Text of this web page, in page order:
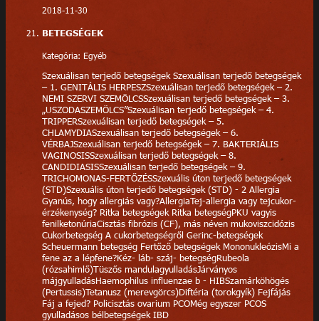
2018-11-30
BETEGSÉGEK
Kategória: Egyéb
Szexuálisan terjedő betegségek Szexuálisan terjedő betegségek
– 1. GENITÁLIS HERPESZSzexuálisan terjedő betegségek – 2.
NEMI SZERVI SZEMÖLCSSzexuálisan terjedő betegségek – 3.
„USZODASZEMÖLCS”Szexuálisan terjedő betegségek – 4.
TRIPPERSzexuálisan terjedő betegségek – 5.
CHLAMYDIASzexuálisan terjedő betegségek – 6.
VÉRBAJSzexuálisan terjedő betegségek – 7. BAKTERIÁLIS
VAGINOSISSzexuálisan terjedő betegségek – 8.
CANDIDIASISSzexuálisan terjedő betegségek – 9.
TRICHOMONAS-FERTŐZÉSSzexuális úton terjedő betegségek
(STD)Szexuális úton terjedő betegségek (STD) - 2 Allergia
Gyanús, hogy allergiás vagy?AllergiaTej-allergia vagy tejcukor-
érzékenység? Ritka betegségek Ritka betegségPKU vagyis
fenilketonúriaCisztás fibrózis (CF), más néven mukoviszcidózis
Cukorbetegség A cukorbetegségről Gerinc-betegségek
Scheuermann betegség Fertőző betegségek MononukleózisMi a
fene az a lépfene?Kéz- láb- száj- betegségRubeola
(rózsahimlő)Tüszős mandulagyulladásJárványos
májgyulladásHaemophilus influenzae b - HIBSzamárköhögés
(Pertussis)Tetanusz (merevgörcs)Diftéria (torokgyík) Fejfájás
Fáj a fejed? Policisztás ovarium PCOMég egyszer PCOS
gyulladásos bélbetegségek IBD